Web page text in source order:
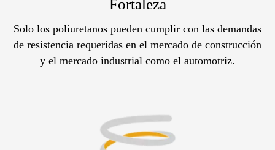
Fortaleza
Solo los poliuretanos pueden cumplir con las demandas
de resistencia requeridas en el mercado de construcción
y el mercado industrial como el automotriz.